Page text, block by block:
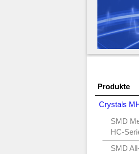
Produkte
Crystals
SMD
HC-
SMD